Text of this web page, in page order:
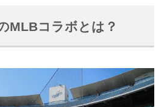
MLBコラボとは？